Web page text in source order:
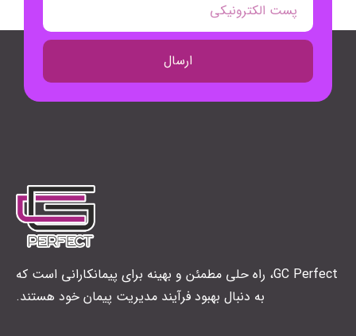
ارسال
GC Perfect، راه حلی مطمئن و بهینه برای پیمانکارانی است که
به دنبال بهبود فرآیند مدیریت پیمان خود هستند.